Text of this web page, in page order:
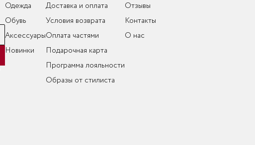
Одежда
Обувь
Аксессуары
Новинки
Доставка и оплата
Условия возврата
Оплата частями
Подарочная карта
Программа лояльности
Образы от стилиста
Отзывы
Контакты
О нас